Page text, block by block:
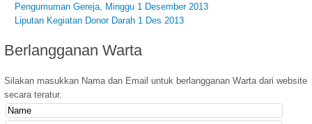
Pengumuman Gereja, Minggu 1 Desember 2013
Liputan Kegiatan Donor Darah 1 Des 2013
Berlangganan Warta
Silakan masukkan Nama dan Email untuk berlangganan Warta dari website
secara teratur.